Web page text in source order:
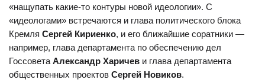
ИсторикВардан Багдасарян известен широкой публике
меньше, чем Дугин и Проханов. Он входит в пул авторов
сталинистской газеты Проханова «Завтра», а ранее близко
общался — и даже издавал совместныекниги— с бывшим
главой РЖД Владимиром Якуниным.
«нащупать какие-то контуры новой идеологии». С
«идеологами» встречаются и глава политического блока
Кремля Сергей Кириенко, и его ближайшие соратники —
например, глава департамента по обеспечению дел
Госсовета Александр Харичев и глава департамента
общественных проектов Сергей Новиков.